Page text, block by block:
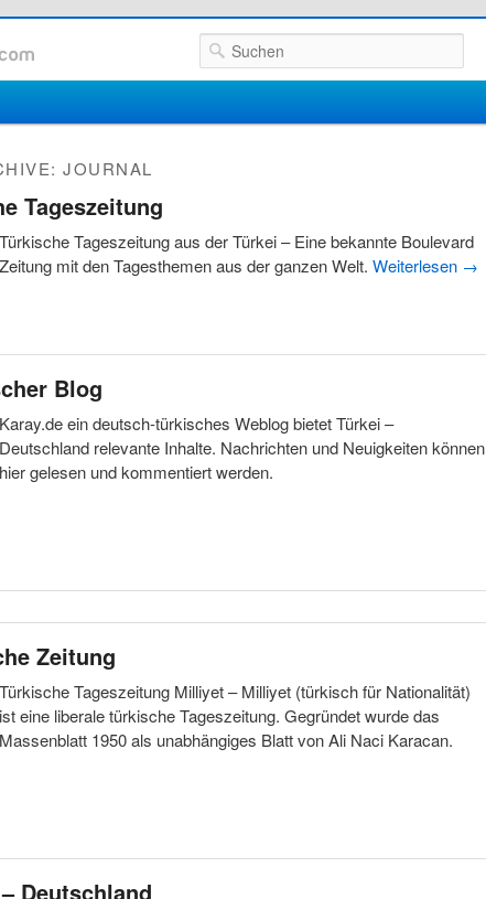
Suchen
JOURNAL
Tageszeitung
Türkische Tageszeitung aus der Türkei – Eine bekannte Boulevard
Zeitung mit den Tagesthemen aus der ganzen Welt. Weiterlesen →
Blog
Karay.de ein deutsch-türkisches Weblog bietet Türkei –
Deutschland relevante Inhalte. Nachrichten und Neuigkeiten können
hier gelesen und kommentiert werden.
Zeitung
Türkische Tageszeitung Milliyet – Milliyet (türkisch für Nationalität)
ist eine liberale türkische Tageszeitung. Gegründet wurde das
Massenblatt 1950 als unabhängiges Blatt von Ali Naci Karacan.
Deutschland